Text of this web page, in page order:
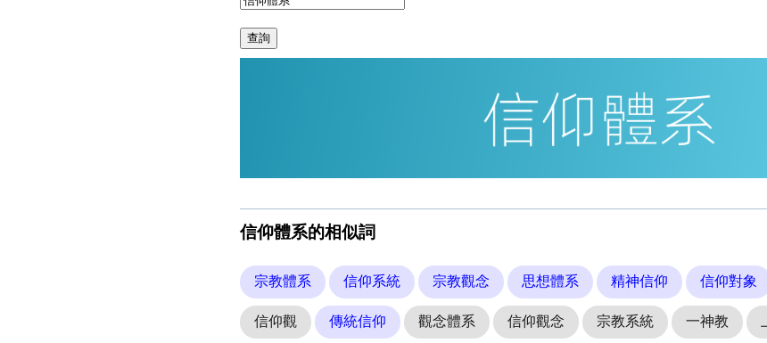
查詢
信仰體系的相似詞
宗教體系 信仰系統 宗教觀念 思想體系 精神信仰 信仰對象
信仰觀 傳統信仰 觀念體系 信仰觀念 宗教系統 一神教